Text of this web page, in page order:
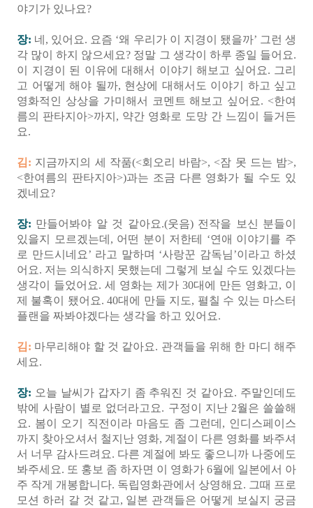
야기가 있나요?
장: 네, 있어요. 요즘 ‘왜 우리가 이 지경이 됐을까’ 그런 생
각 많이 하지 않으세요? 정말 그 생각이 하루 종일 들어요.
이 지경이 된 이유에 대해서 이야기 해보고 싶어요. 그리
고 어떻게 해야 될까, 현상에 대해서도 이야기 하고 싶고
영화적인 상상을 가미해서 코멘트 해보고 싶어요. <한여
름의 판타지아>까지, 약간 영화로 도망 간 느낌이 들거든
요.
김: 지금까지의 세 작품(<회오리 바람>, <잠 못 드는 밤>,
<한여름의 판타지아>)과는 조금 다른 영화가 될 수도 있
겠네요?
장: 만들어봐야 알 것 같아요.(웃음) 전작을 보신 분들이
있을지 모르겠는데, 어떤 분이 저한테 ‘연애 이야기를 주
로 만드시네요’ 라고 말하며 ‘사랑꾼 감독님’이라고 하셨
어요. 저는 의식하지 못했는데 그렇게 보실 수도 있겠다는
생각이 들었어요. 세 영화는 제가 30대에 만든 영화고, 이
제 불혹이 됐어요. 40대에 만들 지도, 펼칠 수 있는 마스터
플랜을 짜봐야겠다는 생각을 하고 있어요.
김: 마무리해야 할 것 같아요. 관객들을 위해 한 마디 해주
세요.
장: 오늘 날씨가 갑자기 좀 추워진 것 같아요. 주말인데도
밖에 사람이 별로 없더라고요. 구정이 지난 2월은 쓸쓸해
요. 봄이 오기 직전이라 마음도 좀 그런데, 인디스페이스
까지 찾아오셔서 철지난 영화, 계절이 다른 영화를 봐주셔
서 너무 감사드려요. 다른 계절에 봐도 좋으니까 나중에도
봐주세요. 또 홍보 좀 하자면 이 영화가 6월에 일본에서 아
주 작게 개봉합니다. 독립영화관에서 상영해요. 그때 프로
모션 하러 갈 것 같고, 일본 관객들은 어떻게 보실지 궁금